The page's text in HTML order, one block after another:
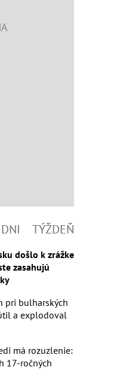
TÝŽDEŇ
došlo k zrážke
zasahujú
pri bulharských
a explodoval
má rozuzlenie:
17-ročných